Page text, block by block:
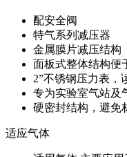
配安全阀
特气系列减压器
金属膜片减压结构
面板式整体结构便
2”不锈钢压力表，
专为实验室气站及
硬密封结构，避免
适应气体